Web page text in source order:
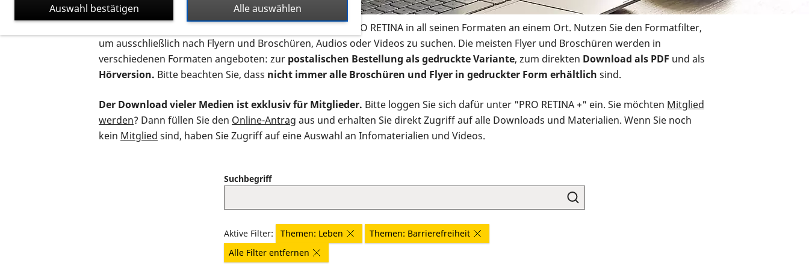
Auf dieser Seite finden Sie sämtliches Infomaterial der PRO RETINA in all seinen Formaten an einem Ort. Nutzen Sie den Formatfilter,
um ausschließlich nach Flyern und Broschüren, Audios oder Videos zu suchen. Die meisten Flyer und Broschüren werden in
verschiedenen Formaten angeboten: zur postalischen Bestellung als gedruckte Variante, zum direkten Download als PDF und als
Hörversion. Bitte beachten Sie, dass nicht immer alle Broschüren und Flyer in gedruckter Form erhältlich sind.
Der Download vieler Medien ist exklusiv für Mitglieder. Bitte loggen Sie sich dafür unter "PRO RETINA +" ein. Sie möchten Mitglied
werden? Dann füllen Sie den Online-Antrag aus und erhalten Sie direkt Zugriff auf alle Downloads und Materialien. Wenn Sie noch
kein Mitglied sind, haben Sie Zugriff auf eine Auswahl an Infomaterialien und Videos.
Suchbegriff
Aktive Filter: Themen: Leben
Themen: Barrierefreiheit
Alle Filter entfernen
Alle auswählen
Auswahl bestätigen